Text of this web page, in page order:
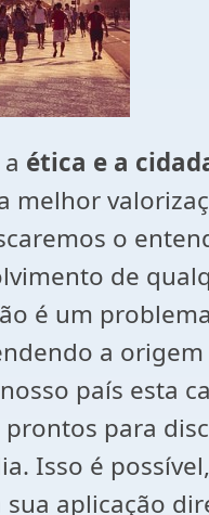
ética e a
melhor
o
de
é um
a
país esta
para
Isso é
aplicação